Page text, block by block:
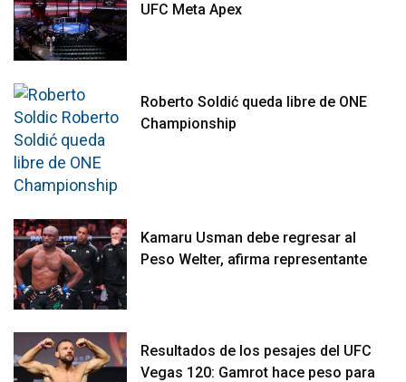
UFC Meta Apex
Roberto Soldić queda libre de ONE
Championship
Kamaru Usman debe regresar al
Peso Welter, afirma representante
Resultados de los pesajes del UFC
Vegas 120: Gamrot hace peso para